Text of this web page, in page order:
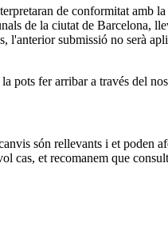
de conformitat amb
de la ciutat de Barcelona,
l'anterior submissió no serà
pots fer arribar a través del
són rellevants i et poden
cas, et recomanem que